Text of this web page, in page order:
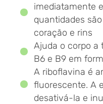
imediatamente
quantidades
coração e rins
Ajuda o corpo a
B6 e B9 em
A riboflavina é
fluorescente. A
desativá-la e